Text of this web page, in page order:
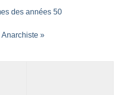
des années 50
Anarchiste »